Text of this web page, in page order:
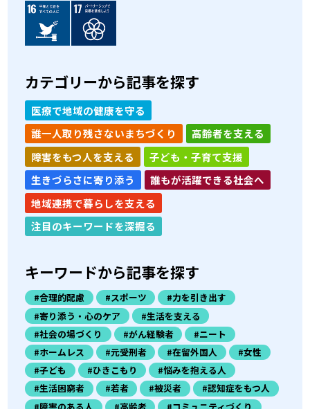
カテゴリーから記事を探す
医療で地域の健康を守る
誰一人取り残さないまちづくり
高齢者を支える
障害をもつ人を支える
子ども・子育て支援
生きづらさに寄り添う
誰もが活躍できる社会へ
地域連携で暮らしを支える
注目のキーワードを深掘る
キーワードから記事を探す
#合理的配慮 #スポーツ
#力を引き出す
#寄り添う・心のケア
#生活を支える
#社会の場づくり
#がん経験者
#ニート
#ホームレス
#元受刑者 #在留外国人
#女性
#子ども
#ひきこもり
#悩みを抱える人
#生活困窮者
#若者 #被災者
#認知症をもつ人
#障害のある人
#高齢者
#コミュニティづくり